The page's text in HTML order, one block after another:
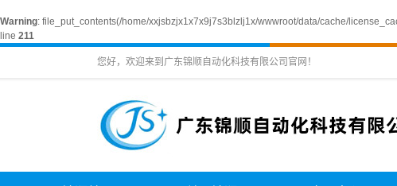
Warning: file_put_contents(/home/xxjsbzjx1x7x9j7s3blzlj1x/wwwroot/data/cache/
line 211
您好，欢迎来到广东锦顺自动化科技有限公司官网！